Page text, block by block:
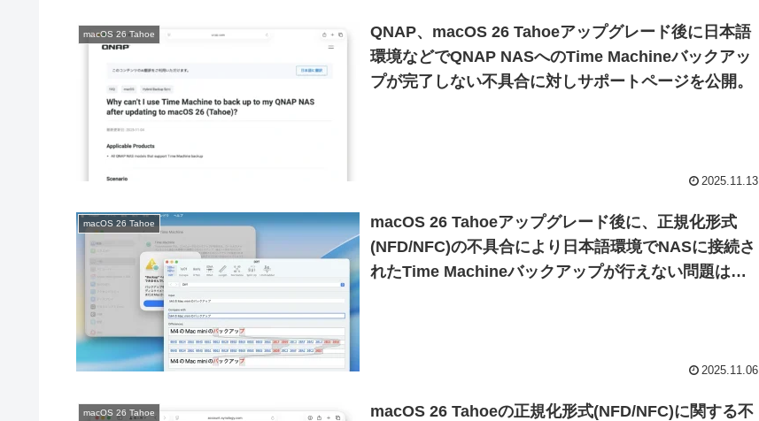
macOS 26 Tahoe
QNAP、macOS 26 Tahoeアップグレード後に日本語
環境などでQNAP NASへのTime Machineバックアッ
プが完了しない不具合に対しサポートページを公開。
2025.11.13
macOS 26 Tahoe
macOS 26 Tahoeアップグレード後に、正規化形式
(NFD/NFC)の不具合により日本語環境でNASに接続さ
れたTime Machineバックアップが行えない問題は
2025.11.06
macOS 26 Tahoe
macOS 26 Tahoeの正規化形式(NFD/NFC)に関する不